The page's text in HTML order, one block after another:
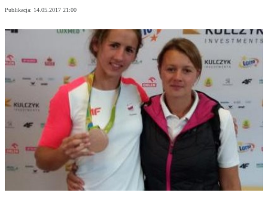
Publikacja: 14.05.2017 21:00